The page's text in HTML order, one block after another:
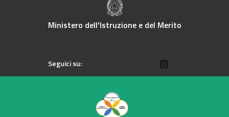
Ministero dell'Istruzione e del Merito
Seguici su: